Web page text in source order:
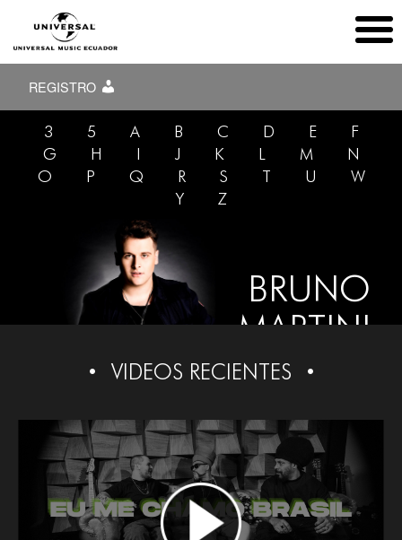
REGISTRO
3 5 A B C D E
F
G
H I J K L M
N
O
P Q R S T U
W
Y
Z
BRUNO
MARTINI
VIDEOS RECIENTES